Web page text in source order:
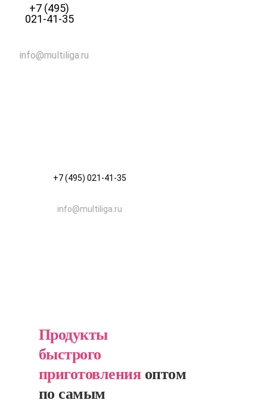
+7 (495)
021-41-35
info@multiliga.ru
+7 (495) 021-41-35
info@multiliga.ru
Продукты
быстрого
приготовления оптом
по самым